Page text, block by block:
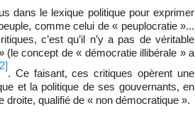
dans le lexique politique pour exprimer
comme celui de « peuplocratie »...
c’est qu’il n’y a pas de véritable
(le concept de « démocratie illibérale » a
. Ce faisant, ces critiques opèrent une
et la politique de ses gouvernants, en
qualifié de « non démocratique ».